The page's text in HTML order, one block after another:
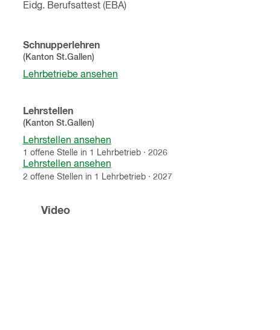
Eidg. Berufsattest (EBA)
Schnupperlehren
(Kanton St.Gallen)
Lehrbetriebe ansehen
Lehrstellen
(Kanton St.Gallen)
Lehrstellen ansehen
1 offene Stelle in 1 Lehrbetrieb· 2026
Lehrstellen ansehen
2 offene Stellen in 1 Lehrbetrieb· 2027
Video